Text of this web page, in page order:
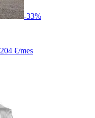
-33%
204 €/mes